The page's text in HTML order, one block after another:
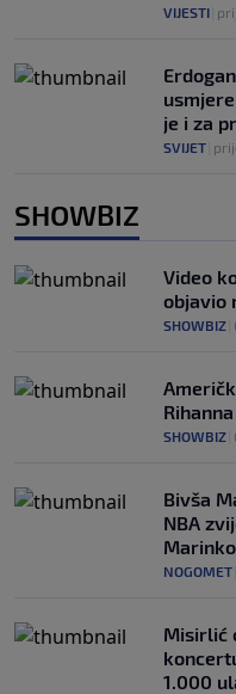
VIJESTI
je i za
SVIJET
SHOWBIZ
Video
objavio
SHOWBIZ
SHOWBIZ
Bivša
NBA
NOGOMET
Misirlić
1.000